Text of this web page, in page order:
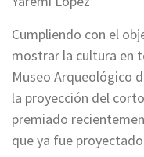
Cumpliendo con el
mostrar la cultura en
Museo Arqueológico
la proyección del
premiado
que ya fue